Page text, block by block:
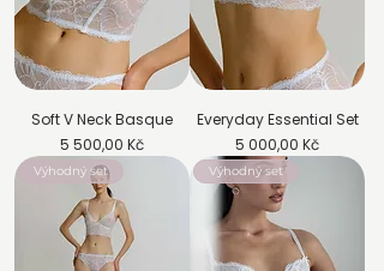
Soft V Neck Basque
Cena
5 500,00 Kč
Everyday Essential Set
Cena
5 000,00 Kč
Výhodný set Výhodný set